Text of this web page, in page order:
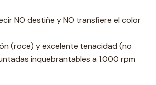
NO destiñe y NO transfiere el color
(roce) y excelente tenacidad (no
inquebrantables a 1.000 rpm